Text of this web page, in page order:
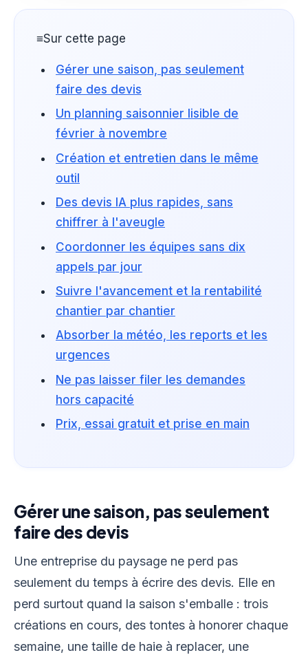
≡Sur cette page
Gérer une saison, pas seulement
faire des devis
Un planning saisonnier lisible de
février à novembre
Création et entretien dans le même
outil
Des devis IA plus rapides, sans
chiffrer à l'aveugle
Coordonner les équipes sans dix
appels par jour
Suivre l'avancement et la rentabilité
chantier par chantier
Absorber la météo, les reports et les
urgences
Ne pas laisser filer les demandes
hors capacité
Prix, essai gratuit et prise en main
Gérer une saison, pas seulement
faire des devis
Une entreprise du paysage ne perd pas
seulement du temps à écrire des devis. Elle en
perd surtout quand la saison s'emballe : trois
créations en cours, des tontes à honorer chaque
semaine, une taille de haie à replacer, une